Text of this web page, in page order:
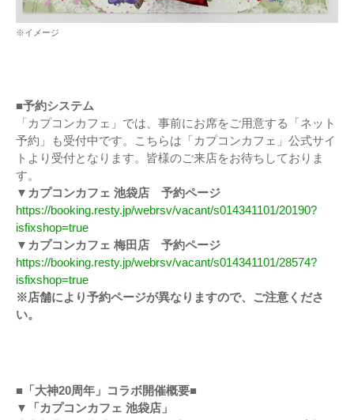
※イメージ
■予約システム
「カプコンカフェ」では、事前にお席をご用意する「ネット
予約」も受付中です。こちらは「カプコンカフェ」公式サイ
トより受付となります。皆様のご来店をお待ちしておりま
す。
▼カプコンカフェ 池袋店 予約ページ
https://booking.resty.jp/webrsv/vacant/s014341101/20190?
isfixshop=true
▼カプコンカフェ 梅田店 予約ページ
https://booking.resty.jp/webrsv/vacant/s014341101/28574?
isfixshop=true
※店舗により予約ページが異なりますので、ご注意くださ
い。
■「大神20周年」コラボ開催概要■
▼「カプコンカフェ 池袋店」